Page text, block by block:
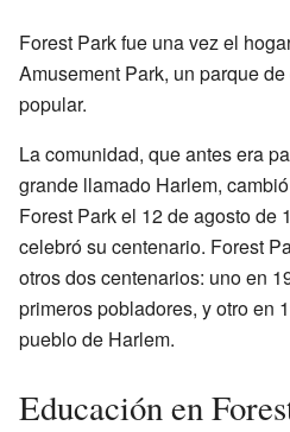
Forest Park fue una vez el
Amusement Park, un parque
popular.
La comunidad, que antes era
grande llamado Harlem,
Forest Park el 12 de agosto de
celebró su centenario. Forest
otros dos centenarios: uno en
primeros pobladores, y otro en
pueblo de Harlem.
Educación en